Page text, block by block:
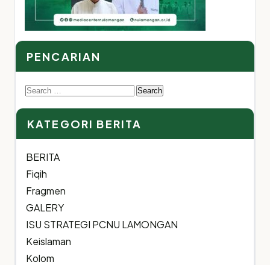
PENCARIAN
Search
for:
KATEGORI BERITA
BERITA
Fiqih
Fragmen
GALERY
ISU STRATEGI PCNU LAMONGAN
Keislaman
Kolom